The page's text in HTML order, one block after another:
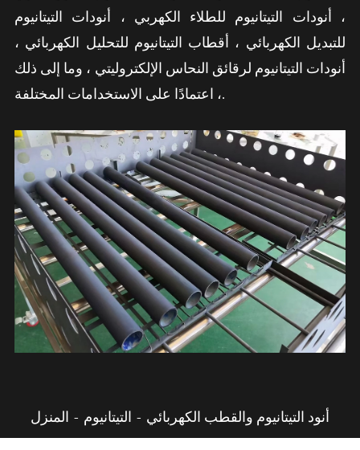
، أنودات التيتانيوم للطلاء الكهربي ، أنودات التيتانيوم
للتبديل الكهربائي ، أقطاب التيتانيوم للتحليل الكهربائي ،
أنودات التيتانيوم لرقائق النحاس الإلكتروليتي ، وما إلى ذلك
، اعتمادًا على الاستخدامات المختلفة.
المنزل التيتانيوم أنود التيتانيوم والقطب الكهربائي